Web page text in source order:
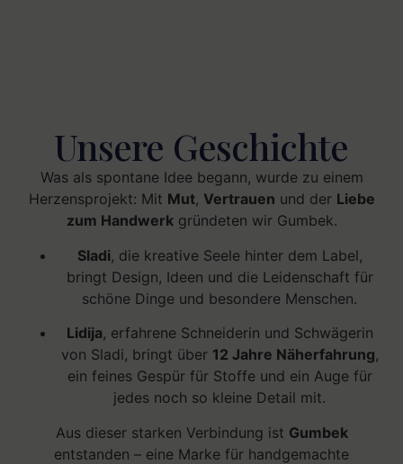
Unsere Geschichte
Was als spontane Idee begann, wurde zu einem
Herzensprojekt: Mit Mut, Vertrauen und der Liebe
zum Handwerkgründeten wir Gumbek.
Sladi, die kreative Seele hinter dem Label,
bringt Design, Ideen und die Leidenschaft für
schöne Dinge und besondere Menschen.
Lidija, erfahrene Schneiderin und Schwägerin
von Sladi, bringt über 12 Jahre Näherfahrung,
ein feines Gespür für Stoffe und ein Auge für
jedes noch so kleine Detail mit.
Aus dieser starken Verbindung ist Gumbek
entstanden – eine Marke für handgemachte